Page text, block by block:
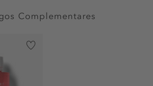
Complementares